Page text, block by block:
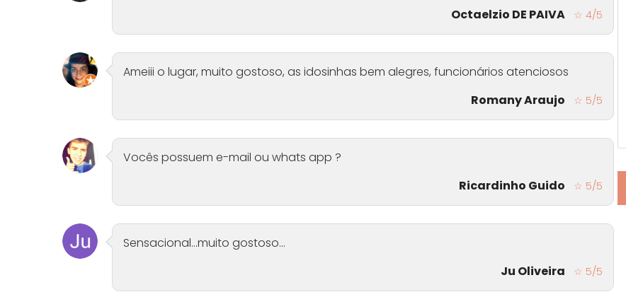
Octaelzio DE PAIVA
☆ 4/5
Ameiii o lugar, muito gostoso, as idosinhas bem alegres, funcionários atenciosos
Romany Araujo
☆ 5/5
Vocês possuem e-mail ou whats app ?
Ricardinho Guido
☆ 5/5
Sensacional...muito gostoso...
Ju Oliveira
☆ 5/5